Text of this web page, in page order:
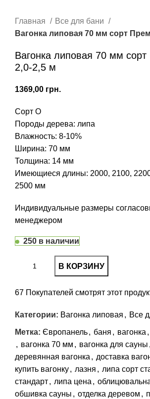
Главная
Все для бани
Вагонка липовая 70 мм сорт
Вагонка липовая 70 мм
2,0-2,5 м
грн.
Сорт О
Породы дерева: липа
Влажность: 8-10%
Ширина: 70 мм
Толщина: 14 мм
Имеющиеся длины: 2000, 2100,
2500 мм
Индивидуальные размеры
менеджером
250 в наличии
В КОРЗИНУ
67 Покупателей смотрят этот
Категории: Вагонка липовая , Все
Метка: Європанель, баня , вагонка ,
, вагонка 70 мм , вагонка для сауны ,
деревянная вагонка , доставка
купить вагонку, лазня , липа сорт
стандарт, липа цена ,
обшивка сауны , отделка деревом ,